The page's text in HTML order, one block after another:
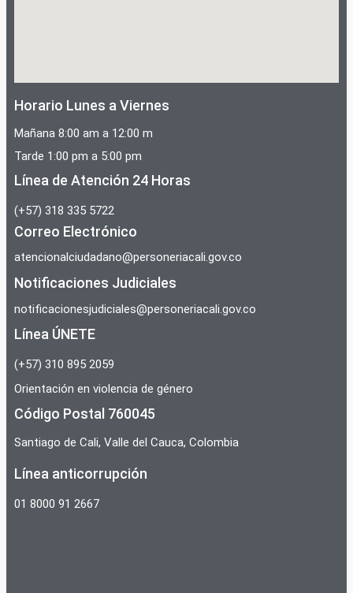
Horario Lunes a Viernes
Mañana 8:00 am a 12:00 m
Tarde 1:00 pm a 5:00 pm
Línea de Atención 24 Horas
(+57) 318 335 5722
Correo Electrónico
atencionalciudadano@personeriacali.gov.co
Notificaciones Judiciales
notificacionesjudiciales@personeriacali.gov.co
Línea ÚNETE
(+57) 310 895 2059
Orientación en violencia de género
Código Postal 760045
Santiago de Cali, Valle del Cauca, Colombia
Línea anticorrupción
01 8000 91 2667